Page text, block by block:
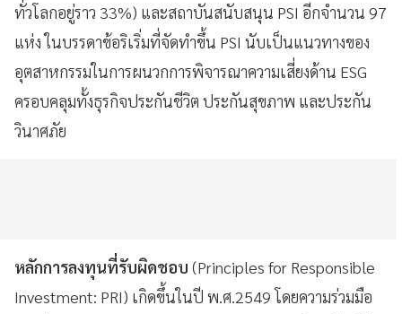
ทั่วโลกอยู่ราว 33%) และสถาบันสนับสนุน PSI อีกจำนวน 97
แห่ง ในบรรดาข้อริเริ่มที่จัดทำขึ้น PSI นับเป็นแนวทางของ
อุตสาหกรรมในการผนวกการพิจารณาความเสี่ยงด้าน ESG
ครอบคลุมทั้งธุรกิจประกันชีวิต ประกันสุขภาพ และประกัน
วินาศภัย
หลักการลงทุนที่รับผิดชอบ (Principles for Responsible
Investment: PRI) เกิดขึ้นในปี พ.ศ.2549 โดยความร่วมมือ